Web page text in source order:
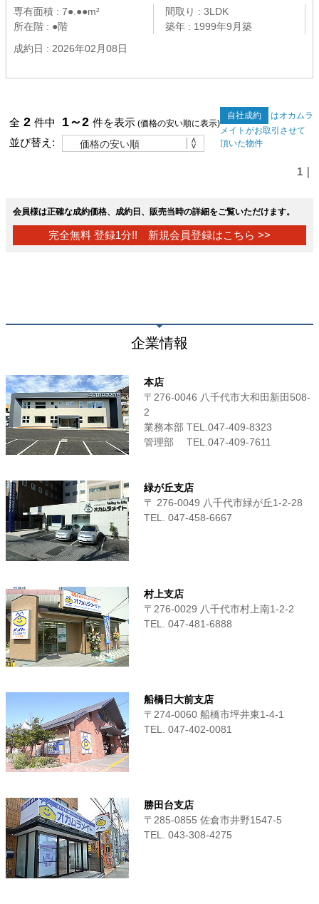
専有面積 : 7●.●●m²
所在階 : ●階
間取り : 3LDK
築年 : 1999年9月築
成約日 : 2026年02月08日
全 2 件中 1～2 件を表示 (価格の安い順に表示)
並び替え:
自社成約
はオカムラ
メイトがお取引させて
頂いた物件
1｜
会員様は正確な成約価格、成約日、販売当時の詳細をご覧いただけます。
完全無料 登録1分!! 新規会員登録はこちら >>
企業情報
本店
〒276-0046 八千代市大和田新田508-
2
業務本部 TEL.047-409-8323
管理部 TEL.047-409-7611
緑が丘支店
〒 276-0049 八千代市緑が丘1-2-28
TEL. 047-458-6667
村上支店
〒276-0029 八千代市村上南1-2-2
TEL. 047-481-6888
船橋日大前支店
〒274-0060 船橋市坪井東1-4-1
TEL. 047-402-0081
勝田台支店
〒285-0855 佐倉市井野1547-5
TEL. 043-308-4275